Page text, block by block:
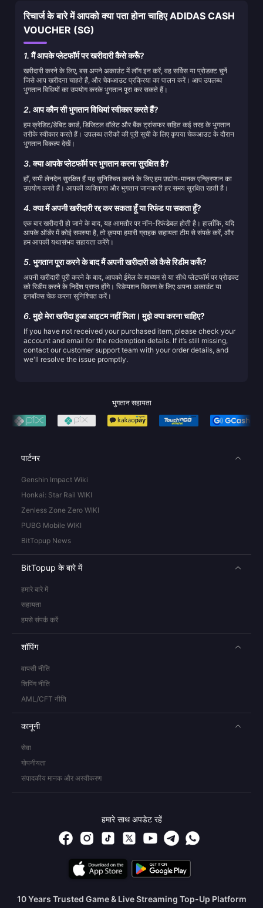
रिचार्ज के बारे में आपको क्या पता होना चाहिए ADIDAS CASH
VOUCHER (SG)
1.मैं आपके प्लेटफॉर्म पर खरीदारी कैसे करूँ?
खरीदारी करने के लिए, बस अपने अकाउंट में लॉग इन करें, वह सर्विस या प्रोडक्ट चुनें
जिसे आप खरीदना चाहते हैं, और चेकआउट प्रक्रिया का पालन करें। आप उपलब्ध
भुगतान विधियों का उपयोग करके भुगतान पूरा कर सकते हैं।
2. आप कौन सी भुगतान विधियां स्वीकार करते हैं?
हम क्रेडिट/डेबिट कार्ड, डिजिटल वॉलेट और बैंक ट्रांसफर सहित कई तरह के भुगतान
तरीके स्वीकार करते हैं। उपलब्ध तरीकों की पूरी सूची के लिए कृपया चेकआउट के दौरान
भुगतान विकल्प देखें।
3.क्या आपके प्लेटफॉर्म पर भुगतान करना सुरक्षित है?
हाँ, सभी लेनदेन सुरक्षित हैं यह सुनिश्चित करने के लिए हम उद्योग-मानक एन्क्रिप्शन का
उपयोग करते हैं। आपकी व्यक्तिगत और भुगतान जानकारी हर समय सुरक्षित रहती है।
4.क्या मैं अपनी खरीदारी रद्द कर सकता हूँ या रिफंड पा सकता हूँ?
एक बार खरीदारी हो जाने के बाद, यह आमतौर पर नॉन-रिफंडेबल होती है। हालाँकि, यदि
आपके ऑर्डर में कोई समस्या है, तो कृपया हमारी ग्राहक सहायता टीम से संपर्क करें, और
हम आपकी यथासंभव सहायता करेंगे।
5. भुगतान पूरा करने के बाद मैं अपनी खरीदारी को कैसे रिडीम करूँ?
अपनी खरीदारी पूरी करने के बाद, आपको ईमेल के माध्यम से या सीधे प्लेटफॉर्म पर प्रोडक्ट
को रिडीम करने के निर्देश प्राप्त होंगे। रिडेम्पशन विवरण के लिए अपना अकाउंट या
इनबॉक्स चेक करना सुनिश्चित करें।
6.मुझे मेरा खरीदा हुआ आइटम नहीं मिला। मुझे क्या करना चाहिए?
If you have not received your purchased item, please check your
account and email for the redemption details. If it’s still missing,
contact our customer support team with your order details, and
we'll resolve the issue promptly.
भुगतान सहायता
पार्टनर
Genshin Impact Wiki
Honkai: Star Rail WIKI
Zenless Zone Zero WIKI
PUBG Mobile WIKI
BitTopup News
BitTopup के बारे में
हमारे बारे में
सहायता
हमसे संपर्क करें
शॉपिंग
वापसी नीति
शिपिंग नीति
AML/CFT नीति
कानूनी
सेवा
गोपनीयता
संपादकीय मानक और अस्वीकरण
हमारे साथ अपडेट रहें
10 Years Trusted Game & Live Streaming Top-Up Platform